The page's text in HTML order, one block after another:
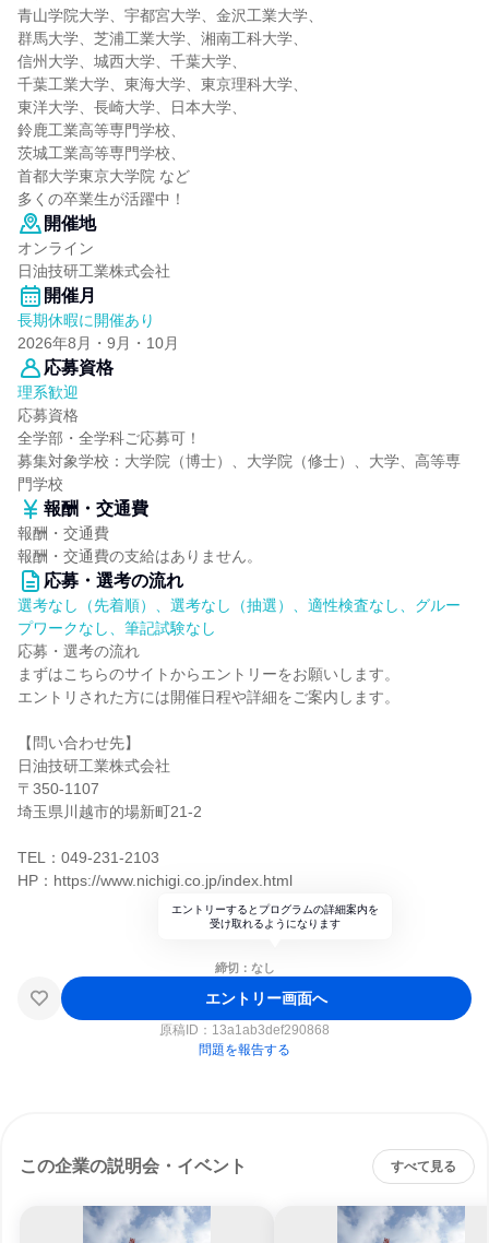
青山学院大学、宇都宮大学、金沢工業大学、
群馬大学、芝浦工業大学、湘南工科大学、
信州大学、城西大学、千葉大学、
千葉工業大学、東海大学、東京理科大学、
東洋大学、長崎大学、日本大学、
鈴鹿工業高等専門学校、
茨城工業高等専門学校、
首都大学東京大学院 など
多くの卒業生が活躍中！
開催地
オンライン
日油技研工業株式会社
開催月
長期休暇に開催あり
2026年8月・9月・10月
応募資格
理系歓迎
応募資格
全学部・全学科ご応募可！
募集対象学校：大学院（博士）、大学院（修士）、大学、高等専
門学校
報酬・交通費
報酬・交通費
報酬・交通費の支給はありません。
応募・選考の流れ
選考なし（先着順）、選考なし（抽選）、適性検査なし、グルー
プワークなし、筆記試験なし
応募・選考の流れ
まずはこちらのサイトからエントリーをお願いします。
エントリされた方には開催日程や詳細をご案内します。
【問い合わせ先】
日油技研工業株式会社
〒350-1107
埼玉県川越市的場新町21-2
TEL：049-231-2103
HP：https://www.nichigi.co.jp/index.html
エントリーするとプログラムの詳細案内を
受け取れるようになります
締切：なし
エントリー画面へ
原稿ID： 13a1ab3def290868
問題を報告する
この企業の説明会・イベント すべて見る